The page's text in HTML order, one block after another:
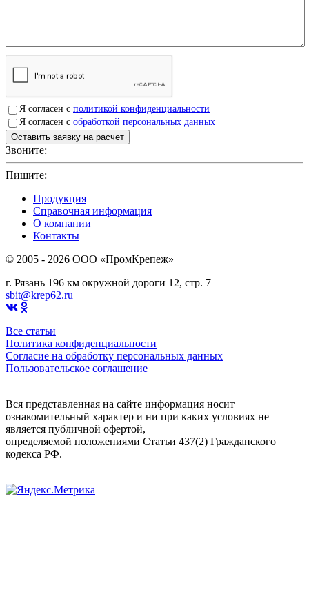
Я согласен с политикой конфиденциальности
Я согласен с обработкой персональных данных
Звоните:
Пишите:
Продукция
Справочная информация
О компании
Контакты
© 2005 - 2026 OOO «ПромКрепеж»
г. Рязань 196 км окружной дороги 12, стр. 7
sbit@krep62.ru
Все статьи
Политика конфиденциальности
Согласие на обработку персональных данных
Пользовательское соглашение
Вся представленная на сайте информация носит
ознакомительный характер и ни при каких условиях не
является публичной офертой,
определяемой положениями Статьи 437(2) Гражданского
кодекса РФ.